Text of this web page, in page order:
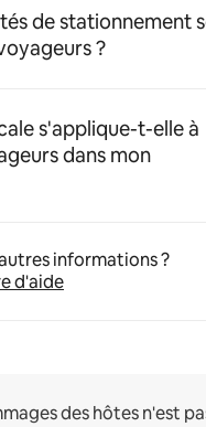
de stationnement
?
s'applique-t-elle à
dans mon
informations ?
d'aide
des hôtes n'est